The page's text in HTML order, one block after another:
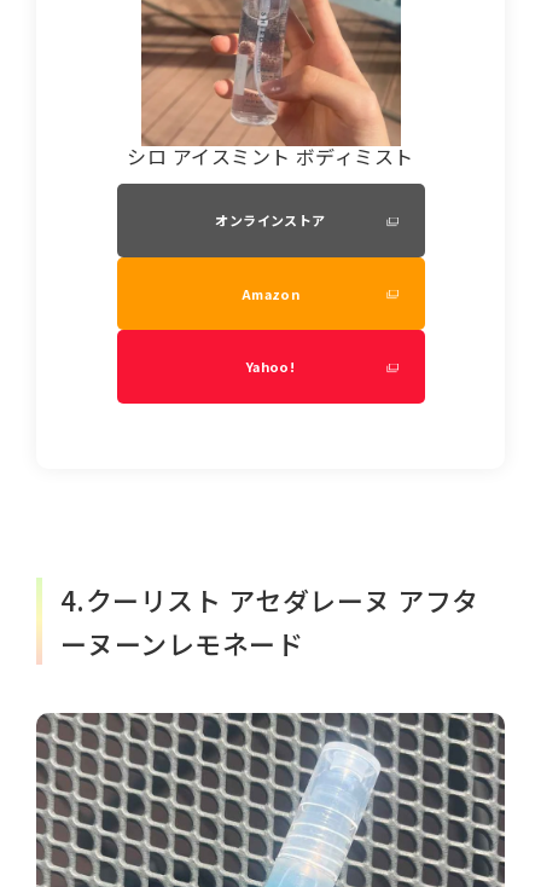
シロ アイスミント ボディミスト
オンラインストア
Amazon
Yahoo!
4.クーリスト アセダレーヌ アフタ
ーヌーンレモネード